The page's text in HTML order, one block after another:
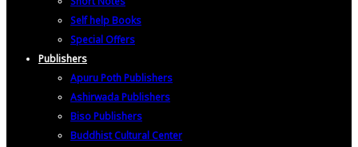
Self help Books
Special Offers
Publishers
Apuru Poth Publishers
Ashirwada Publishers
Biso Publishers
Buddhist Cultural Center